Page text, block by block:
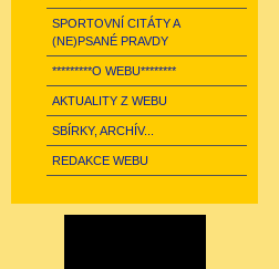
SPORTOVNÍ CITÁTY A
(NE)PSANÉ PRAVDY
*********O WEBU********
AKTUALITY Z WEBU
SBÍRKY, ARCHÍV...
REDAKCE WEBU